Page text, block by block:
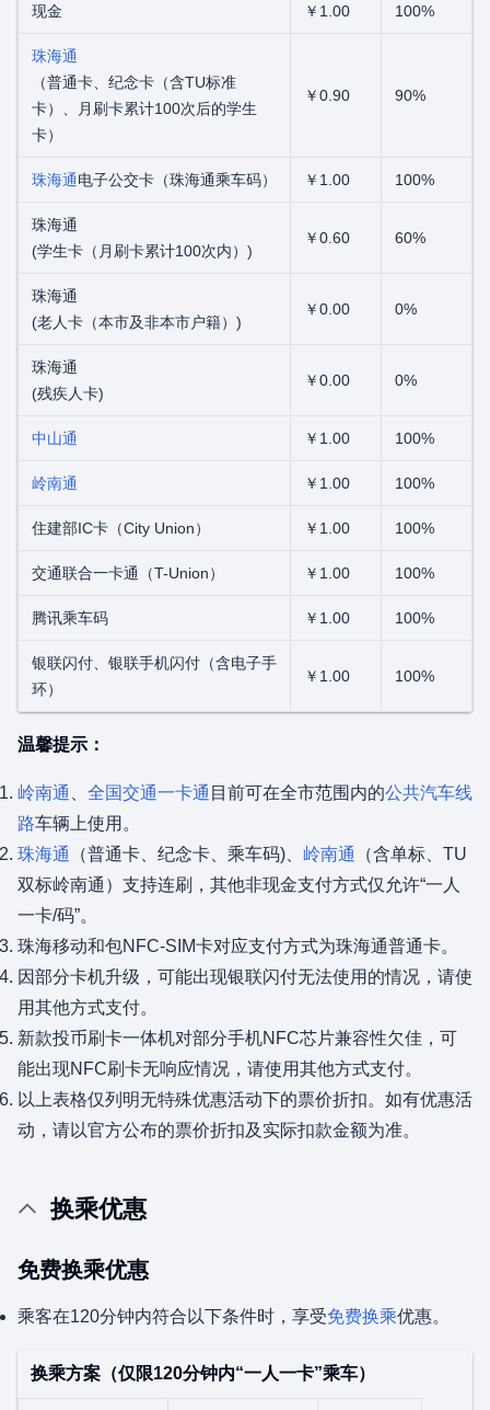
现金 ￥1.00 100%
珠海通
（普通卡、纪念卡（含TU标准
卡）、月刷卡累计100次后的学生
卡）
￥0.90 90%
珠海通电子公交卡（珠海通乘车码） ￥1.00 100%
珠海通
(学生卡（月刷卡累计100次内）)
￥0.60 60%
珠海通
(老人卡（本市及非本市户籍）)
￥0.00 0%
珠海通
(残疾人卡)
￥0.00 0%
中山通 ￥1.00 100%
岭南通 ￥1.00 100%
住建部IC卡（City Union） ￥1.00 100%
交通联合一卡通（T-Union） ￥1.00 100%
腾讯乘车码 ￥1.00 100%
银联闪付、银联手机闪付（含电子手
环）
￥1.00 100%
温馨提示：
岭南通 全国交通一卡通 目前可在全市范围内的公共汽车线
路车辆上使用。
珠海通
（普通卡、纪念卡、乘车码)、 岭南通
（含单标、TU
双标岭南通）支持连刷，其他非现金支付方式仅允许“一人
一卡/码”。
珠海移动和包NFC-SIM卡对应支付方式为珠海通普通卡。
因部分卡机升级，可能出现银联闪付无法使用的情况，请使
用其他方式支付。
新款投币刷卡一体机对部分手机NFC芯片兼容性欠佳，可
能出现NFC刷卡无响应情况，请使用其他方式支付。
以上表格仅列明无特殊优惠活动下的票价折扣。如有优惠活
动，请以官方公布的票价折扣及实际扣款金额为准。
换乘优惠
免费换乘优惠
乘客在120分钟内符合以下条件时，享受免费换乘优惠。
换乘方案（仅限120分钟内“一人一卡”乘车）